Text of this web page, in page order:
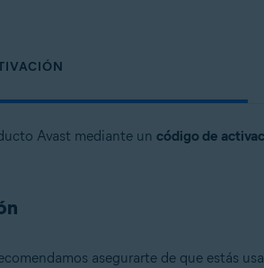
Avast mediante un código de
asegurarte de que estás